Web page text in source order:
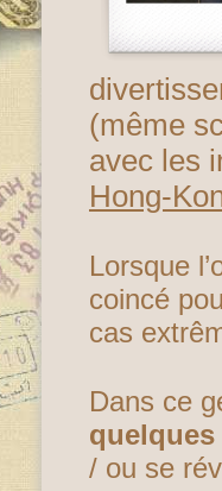
(même
avec les
Hong-
Lorsque
coincé
cas
Dans ce
/ ou se